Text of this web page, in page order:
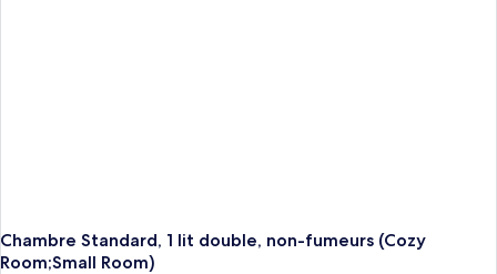
Chambre Standard, 1 lit double, non-fumeurs (Cozy
Room;Small Room)